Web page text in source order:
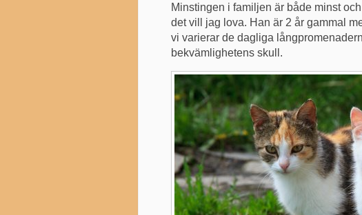
Minstingen i familjen är både minst
det vill jag lova. Han är 2 år gammal
vi varierar de dagliga
bekvämlighetens skull.